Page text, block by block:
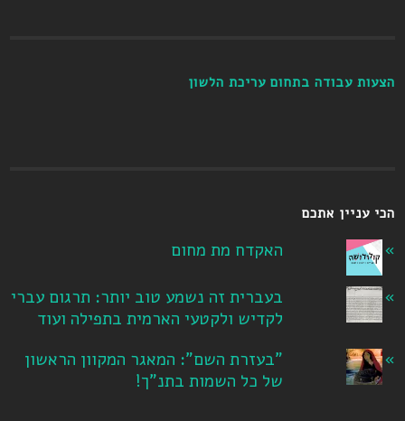
הצעות עבודה בתחום עריכת הלשון
הכי עניין אתכם
האקדח מת מחום
בעברית זה נשמע טוב יותר: תרגום עברי
לקדיש ולקטעי הארמית בתפילה ועוד
"בעזרת השם": המאגר המקוון הראשון
של כל השמות בתנ"ך!